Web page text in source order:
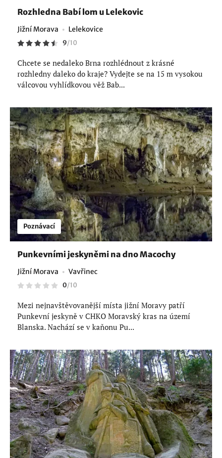
Rozhledna Babí lom u Lelekovic
Jižní Morava Lelekovice
9/10
Chcete se nedaleko Brna rozhlédnout z krásné
rozhledny daleko do kraje? Vydejte se na 15 m vysokou
válcovou vyhlídkovou věž Bab...
Poznávací
Punkevními jeskyněmi na dno Macochy
Jižní Morava Vavřinec
0/10
Mezi nejnavštěvovanější místa jižní Moravy patří
Punkevní jeskyně v CHKO Moravský kras na území
Blanska. Nachází se v kaňonu Pu...